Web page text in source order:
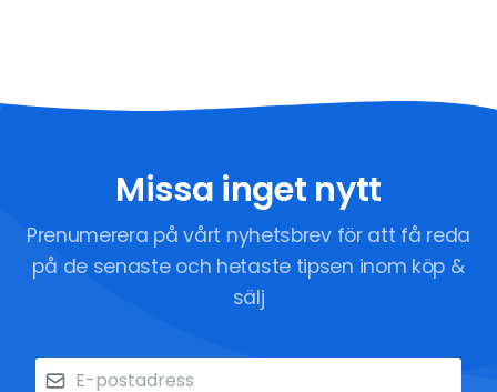
Missa inget nytt
Prenumerera på vårt nyhetsbrev för att få reda
på de senaste och hetaste tipsen inom köp &
sälj